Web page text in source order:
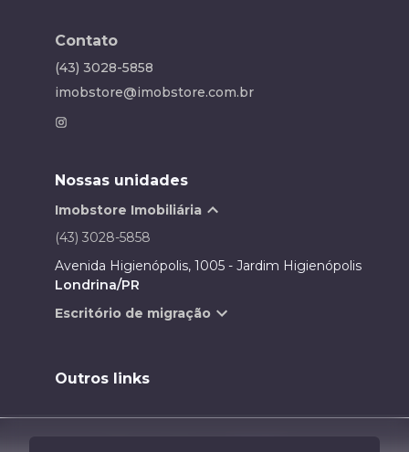
Contato
(43) 3028-5858
imobstore@imobstore.com.br
Nossas unidades
Imobstore Imobiliária
(43) 3028-5858
Avenida Higienópolis, 1005 - Jardim Higienópolis
Londrina/PR
Escritório de migração
Outros links